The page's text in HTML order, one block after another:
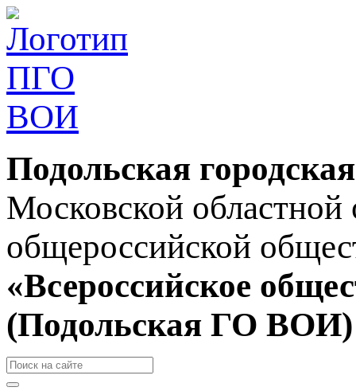
Подольская
Московской областной
общероссийской
«Всероссийское
(Подольская ГО ВОИ)